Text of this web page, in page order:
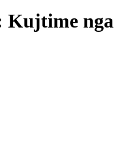
Kujtime nga